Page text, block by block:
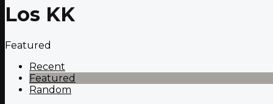
Los KK
Featured
Recent
Featured
Random